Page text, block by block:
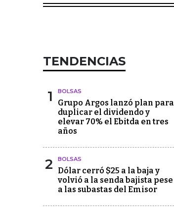
TENDENCIAS
1 BOLSAS
Grupo Argos lanzó plan para
duplicar el dividendo y
elevar 70% el Ebitda en tres
años
2 BOLSAS
Dólar cerró $25 a la baja y
volvió a la senda bajista pese
a las subastas del Emisor